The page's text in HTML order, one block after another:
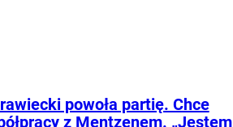
powoła partię. Chce
z Mentzenem. „Jestem